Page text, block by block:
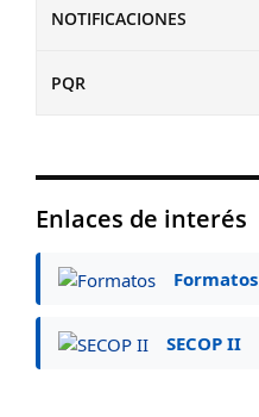
NOTIFICACIONES
PQR
Enlaces de interés
Formatos
SECOP II